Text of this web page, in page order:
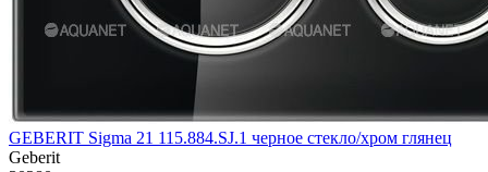
GEBERIT Sigma 21 115.884.SJ.1 черное стекло/хром глянец
Geberit